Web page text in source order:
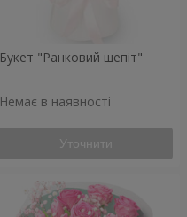
Букет "Ранковий шепіт"
Немає в наявності
Уточнити